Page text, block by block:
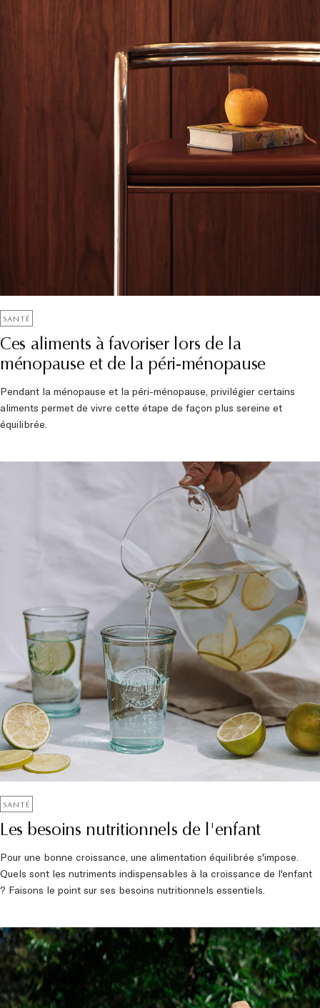
SANTÉ
Ces aliments à favoriser lors de la
ménopause et de la péri-ménopause
Pendant la ménopause et la péri-ménopause, privilégier certains
aliments permet de vivre cette étape de façon plus sereine et
équilibrée.
SANTÉ
Les besoins nutritionnels de l'enfant
Pour une bonne croissance, une alimentation équilibrée s'impose.
Quels sont les nutriments indispensables à la croissance de l'enfant
? Faisons le point sur ses besoins nutritionnels essentiels.